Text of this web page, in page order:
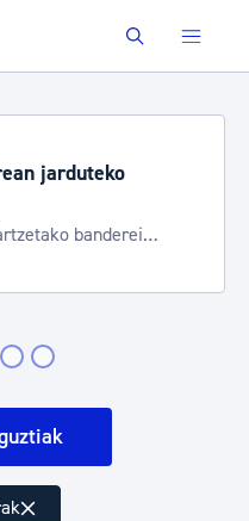
Buscar
2026
eta garraio zerbitzu